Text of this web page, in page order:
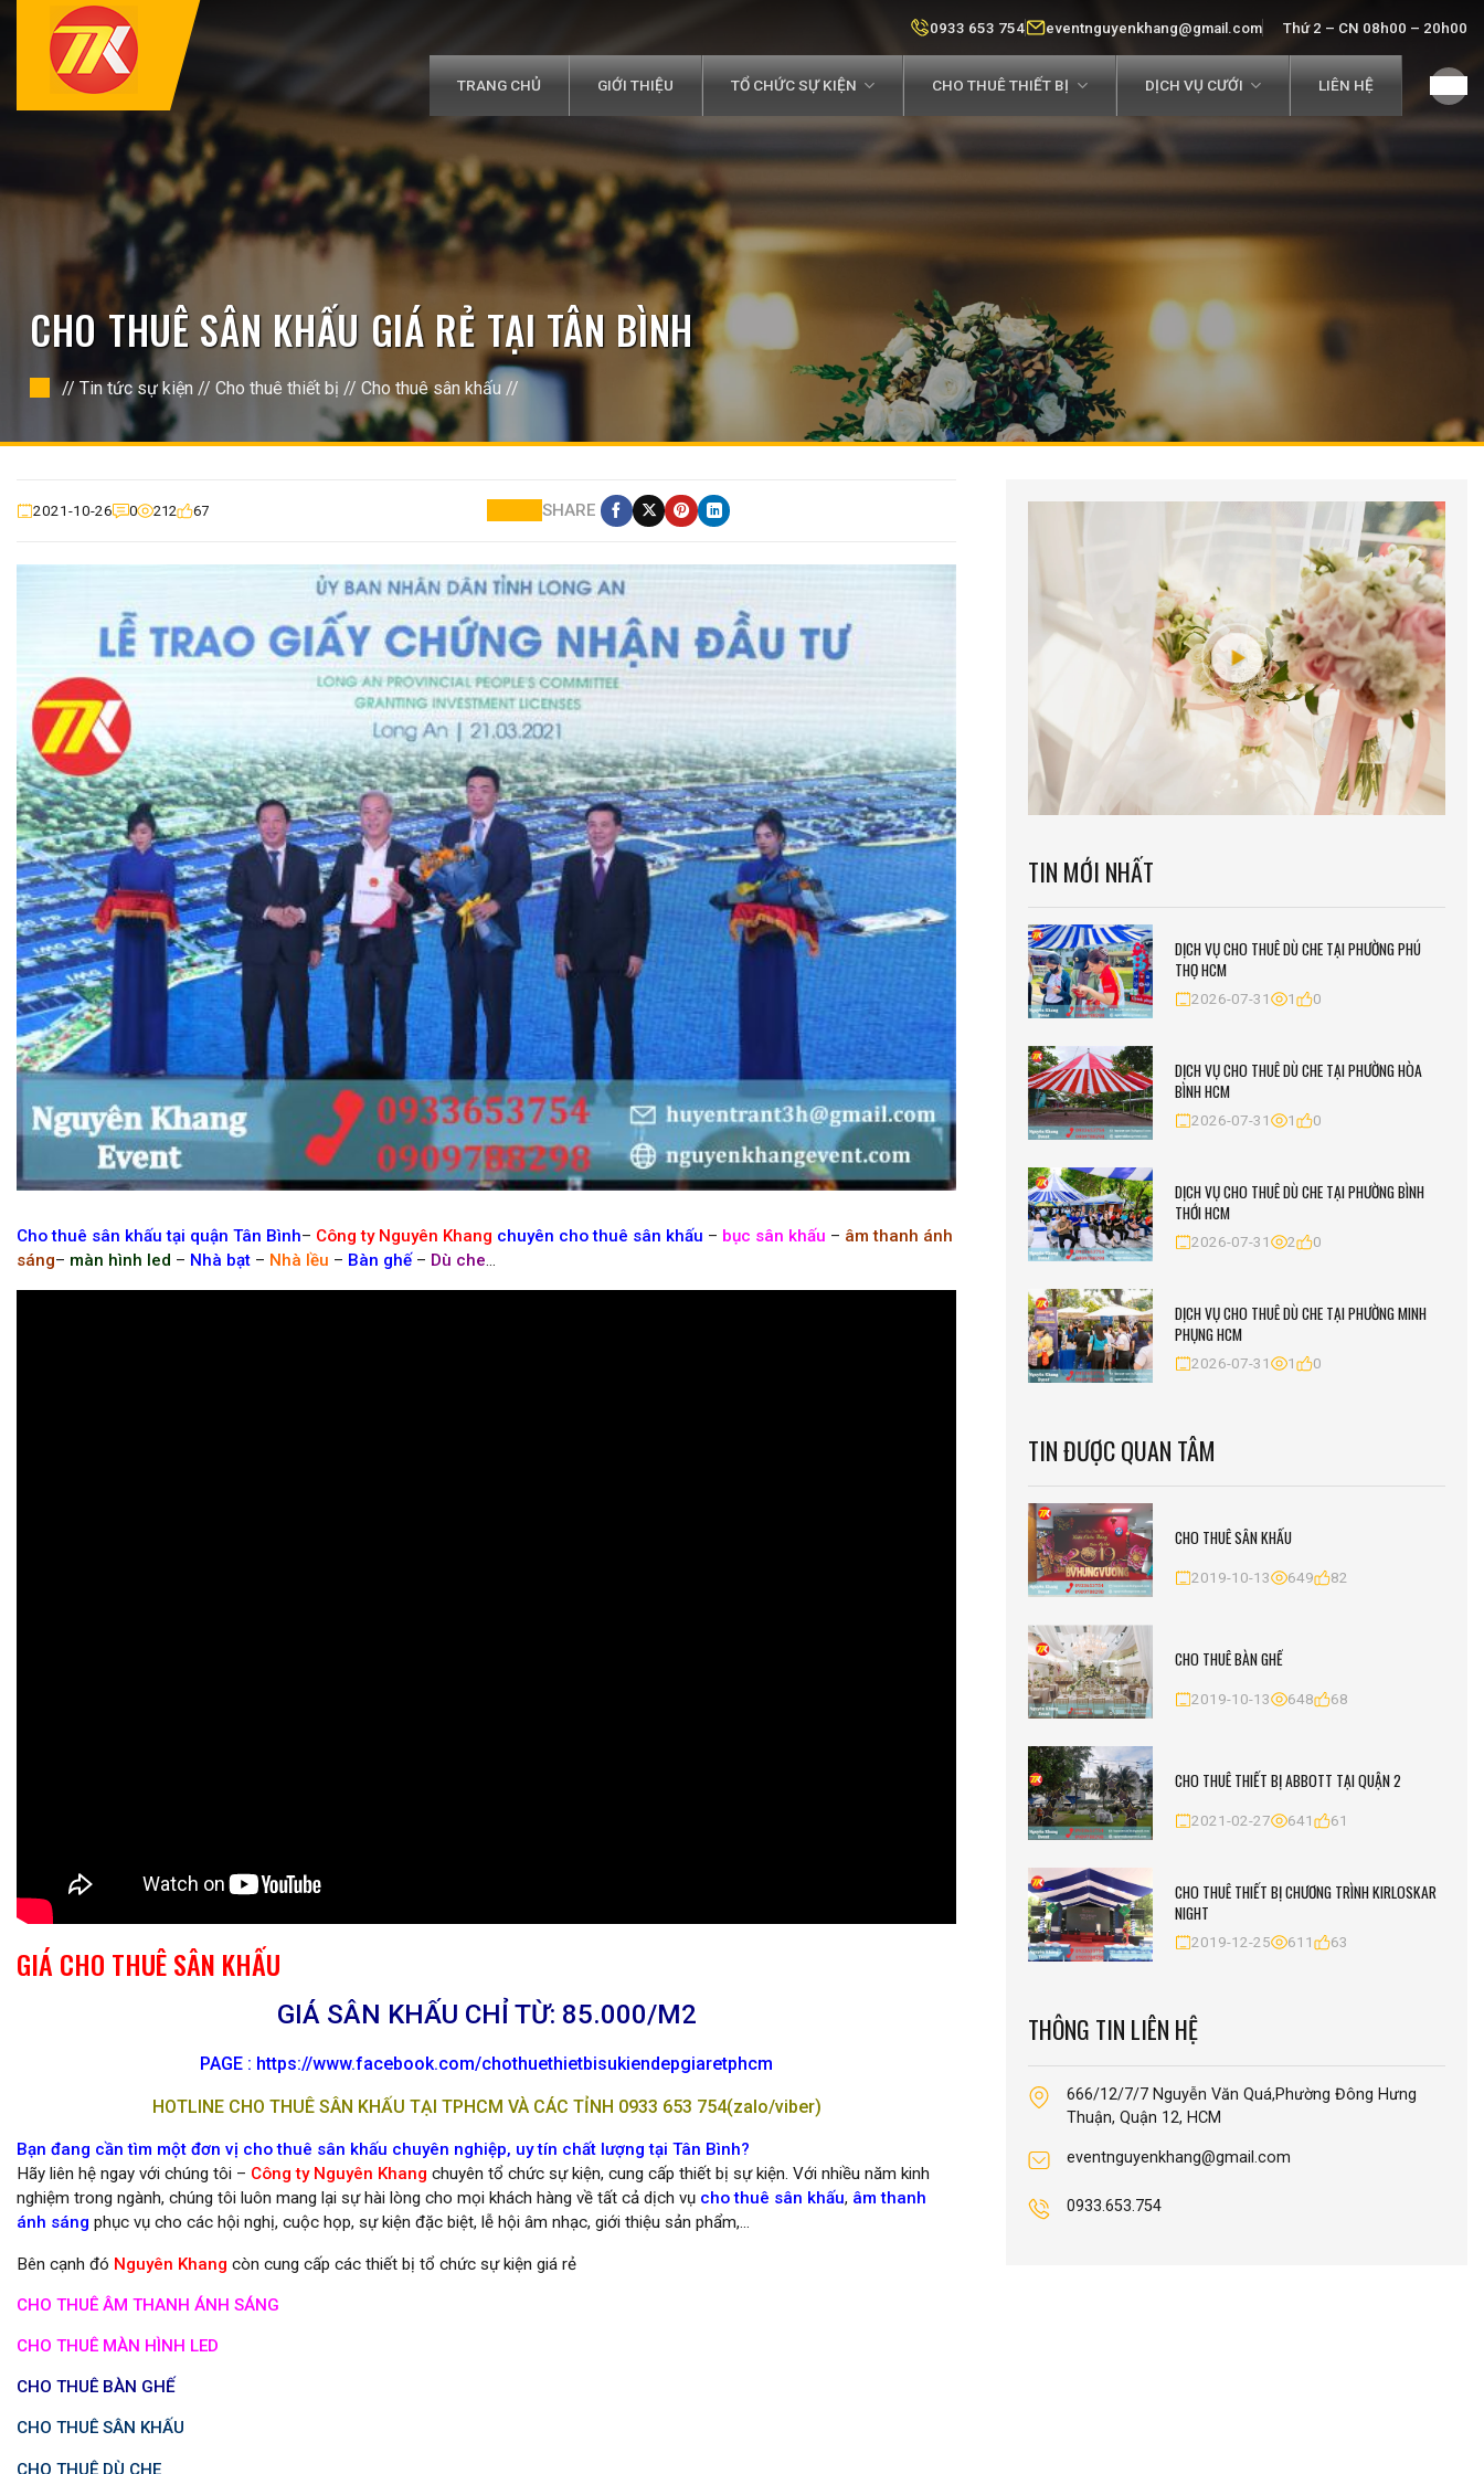
0933 653 754 eventnguyenkhang@gmail.com Thứ 2 – CN 08h00 – 20h00
TRANG CHỦ GIỚI THIỆU TỔ CHỨC SỰ KIỆN CHO THUÊ THIẾT BỊ DỊCH VỤ CƯỚI LIÊN HỆ
CHO THUÊ SÂN KHẤU GIÁ RẺ TẠI TÂN BÌNH
//Tin tức sự kiện // Cho thuê thiết bị // Cho thuê sân khấu //
2021-10-26 0 212 67 SHARE
Cho thuê sân khấu tại quận Tân Bình– Công ty Nguyên Khang chuyên cho thuê sân khấu – bục sân khấu – âm thanh ánh
sáng– màn hình led – Nhà bạt – Nhà lều – Bàn ghế – Dù che…
GIÁ CHO THUÊ SÂN KHẤU
GIÁ SÂN KHẤU CHỈ TỪ: 85.000/M2
PAGE : https://www.facebook.com/chothuethietbisukiendepgiaretphcm
HOTLINE CHO THUÊ SÂN KHẤU TẠI TPHCM VÀ CÁC TỈNH 0933 653 754(zalo/viber)
Bạn đang cần tìm một đơn vị cho thuê sân khấu chuyên nghiệp, uy tín chất lượng tại Tân Bình?
Hãy liên hệ ngay với chúng tôi – Công ty Nguyên Khang chuyên tổ chức sự kiện, cung cấp thiết bị sự kiện. Với nhiều năm kinh
nghiệm trong ngành, chúng tôi luôn mang lại sự hài lòng cho mọi khách hàng về tất cả dịch vụ  cho thuê sân khấu, âm thanh
ánh sáng phục vụ cho các hội nghị, cuộc họp, sự kiện đặc biệt, lễ hội âm nhạc, giới thiệu sản phẩm,…
Bên cạnh đó Nguyên Khang còn cung cấp các thiết bị tổ chức sự kiện giá rẻ
CHO THUÊ ÂM THANH ÁNH SÁNG
CHO THUÊ MÀN HÌNH LED
CHO THUÊ BÀN GHẾ
CHO THUÊ SÂN KHẤU
CHO THUÊ DÙ CHE
TIN MỚI NHẤT
DỊCH VỤ CHO THUÊ DÙ CHE TẠI PHƯỜNG PHÚ
THỌ HCM
2026-07-31 1 0
DỊCH VỤ CHO THUÊ DÙ CHE TẠI PHƯỜNG HÒA
BÌNH HCM
2026-07-31 1 0
DỊCH VỤ CHO THUÊ DÙ CHE TẠI PHƯỜNG BÌNH
THỚI HCM
2026-07-31 2 0
DỊCH VỤ CHO THUÊ DÙ CHE TẠI PHƯỜNG MINH
PHỤNG HCM
2026-07-31 1 0
TIN ĐƯỢC QUAN TÂM
CHO THUÊ SÂN KHẤU
2019-10-13 649 82
CHO THUÊ BÀN GHẾ
2019-10-13 648 68
CHO THUÊ THIẾT BỊ ABBOTT TẠI QUẬN 2
2021-02-27 641 61
CHO THUÊ THIẾT BỊ CHƯƠNG TRÌNH KIRLOSKAR
NIGHT
2019-12-25 611 63
THÔNG TIN LIÊN HỆ
666/12/7/7 Nguyễn Văn Quá,Phường Đông Hưng
Thuận, Quận 12, HCM
eventnguyenkhang@gmail.com
0933.653.754